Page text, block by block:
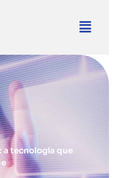
a tecnologia que